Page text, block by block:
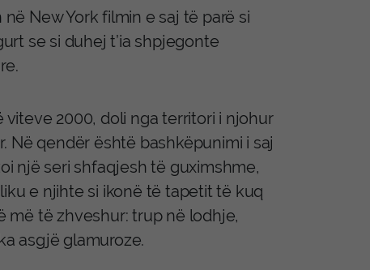
New York filmin e saj të parë si
se si duhej t’ia shpjegonte
2000, doli nga territori i njohur
Në qendër është bashkëpunimi i saj
një seri shfaqjesh të guximshme,
e njihte si ikonë të tapetit të kuq
më të zhveshur: trup në lodhje,
asgjë glamuroze.